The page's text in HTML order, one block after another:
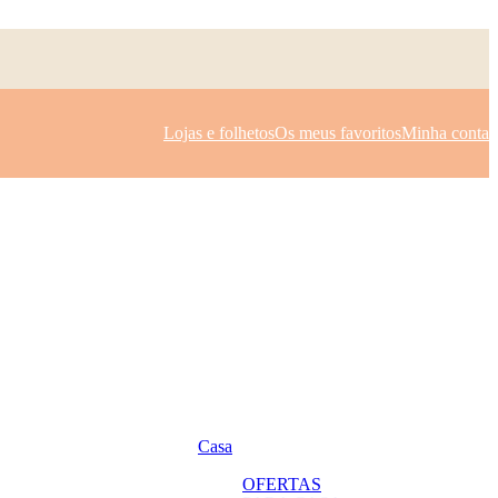
Lojas e folhetosOs meus favoritosMinha conta
Casa
OFERTAS